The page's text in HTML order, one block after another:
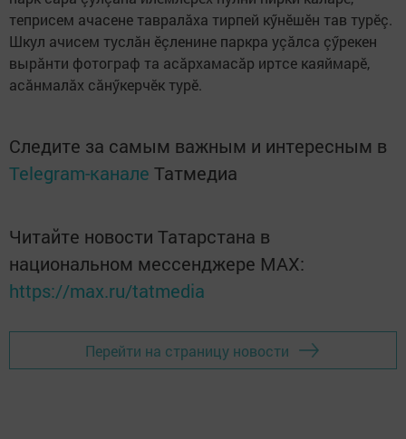
теприсем ачасене тавралăха тирпей кӳнӗшӗн тав турӗç.
Шкул ачисем туслăн ӗçленине паркра уçăлса çӳрекен
вырăнти фотограф та асăрхамасăр иртсе каяймарӗ,
асăнмалăх сăнӳкерчӗк турӗ.
Следите за самым важным и интересным в
Telegram-канале Татмедиа
Читайте новости Татарстана в
национальном мессенджере MАХ:
https://max.ru/tatmedia
Перейти на страницу новости